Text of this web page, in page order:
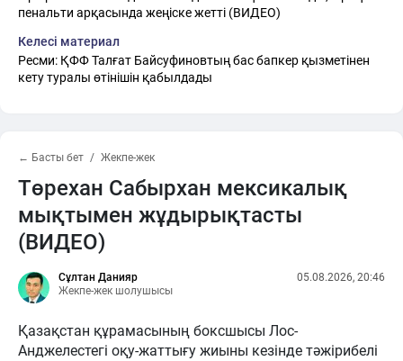
пенальти арқасында жеңіске жетті (ВИДЕО)
Келесі материал
Ресми: ҚФФ Талғат Байсуфиновтың бас бапкер қызметінен
кету туралы өтінішін қабылдады
← Басты бет Жекпе-жек
Төрехан Сабырхан мексикалық
мықтымен жұдырықтасты
(ВИДЕО)
Сұлтан Данияр
Жекпе-жек шолушысы
05.08.2026, 20:46
Қазақстан құрамасының боксшысы Лос-
Анджелестегі оқу-жаттығу жиыны кезінде тәжірибелі